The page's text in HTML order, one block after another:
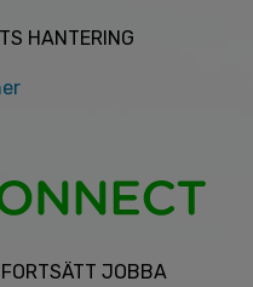
HANTERING
JOBBA